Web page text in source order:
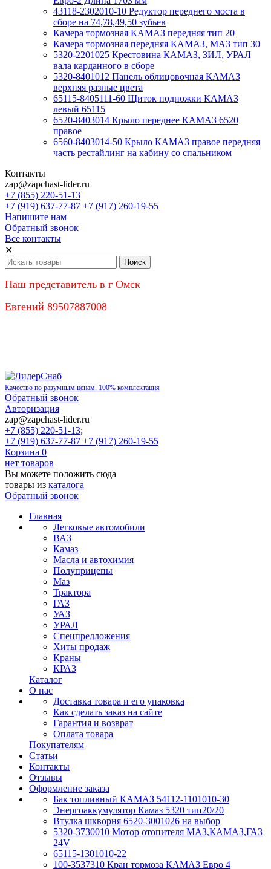
43118-2302010-10 Редуктор переднего моста в
сборе на 74,78,49,50 зубьев
Камера тормозная КАМАЗ передняя тип 20
Камера тормозная передняя КАМАЗ, МАЗ тип 30
5320-2201025 Крестовина КАМАЗ, ЗИЛ, УРАЛ
вала карданного в сборе
5320-8401012 Панель облицовочная КАМАЗ
верхняя разные цвета
65115-8405111-60 Щиток подножки КАМАЗ
левый 65115
6520-8403014 Крыло переднее КАМАЗ 6520
правое
6560-8403014-50 Крыло КАМАЗ правое передняя
часть рестайлинг на кабину со спальником
Контакты
zap@zapchast-lider.ru
+7 (855) 220-51-13
+7 (919) 637-77-87 +7 (917) 260-19-55
Напишите нам
Обратный звонок
Все контакты
✕
Наш представитель в г Омск
Евгений 89507887008
Качество по разумным ценам. 100% комплектация
Обратный звонок
Авторизация
zap@zapchast-lider.ru
+7 (855) 220-51-13;
+7 (919) 637-77-87 +7 (917) 260-19-55
Корзина 0
нет товаров
Вы можете положить сюда
товары из каталога
Обратный звонок
Главная
Легковые автомобили
ВАЗ
Камаз
Масла и автохимия
Полуприцепы
Маз
Трактора
ГАЗ
УАЗ
УРАЛ
Спецпредложения
Хиты продаж
Краны
КРАЗ
Каталог
О нас
Доставка товара и его упаковка
Как сделать заказ на сайте
Гарантия и возврат
Оплата товара
Покупателям
Статьи
Контакты
Отзывы
Оформление заказа
Бак топливный КАМАЗ 54112-1101010-30
Энергоаккумулятор Камаз 5320 тип20/20
Втулка шкворня 6520-3001026 на выбор
5320-3730010 Мотор отопителя МАЗ,КАМАЗ,ГАЗ
24V
65115-1301010-22
100-3537310 Кран тормоза КАМАЗ Евро 4